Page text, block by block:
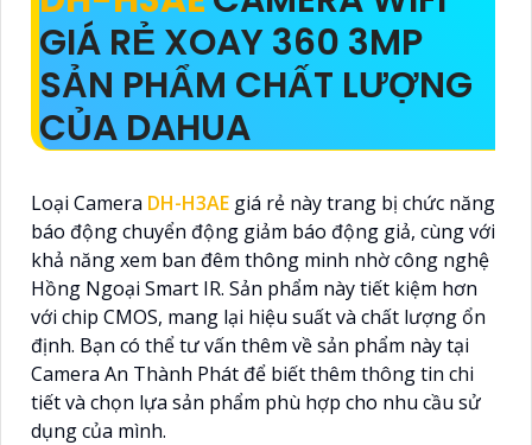
GIÁ RẺ XOAY 360 3MP
SẢN PHẨM CHẤT LƯỢNG
CỦA DAHUA
Loại Camera DH-H3AE giá rẻ này trang bị chức năng
báo động chuyển động giảm báo động giả, cùng với
khả năng xem ban đêm thông minh nhờ công nghệ
Hồng Ngoại Smart IR. Sản phẩm này tiết kiệm hơn
với chip CMOS, mang lại hiệu suất và chất lượng ổn
định. Bạn có thể tư vấn thêm về sản phẩm này tại
Camera An Thành Phát để biết thêm thông tin chi
tiết và chọn lựa sản phẩm phù hợp cho nhu cầu sử
dụng của mình.